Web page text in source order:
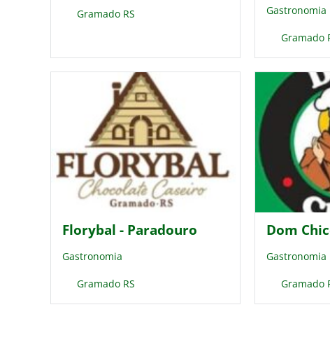
Gramado RS Gastronomia
Gramado
Florybal - Paradouro
Gastronomia
Gramado RS
Dom
Gastronomia
Gramado